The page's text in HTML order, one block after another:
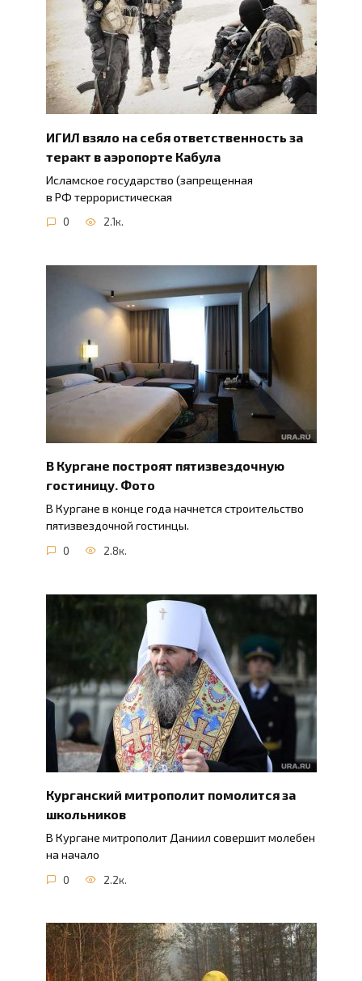
ИГИЛ взяло на себя ответственность за
теракт в аэропорте Кабула
Исламское государство (запрещенная
в РФ террористическая
0 2.1к.
В Кургане построят пятизвездочную
гостиницу. Фото
В Кургане в конце года начнется строительство
пятизвездочной гостинцы.
0 2.8к.
Курганский митрополит помолится за
школьников
В Кургане митрополит Даниил совершит молебен
на начало
0 2.2к.